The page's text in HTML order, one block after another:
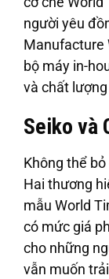
người yêu
Manufacture
bộ máy in-
và chất
Seiko và
Không thể
Hai thương
mẫu World
có mức giá
cho những
vẫn muốn